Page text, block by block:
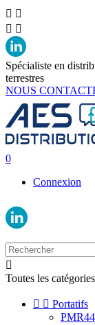
 
 
Spécialiste en
terrestres
NOUS
0
Connexion

Toutes les catégories
  Portatifs